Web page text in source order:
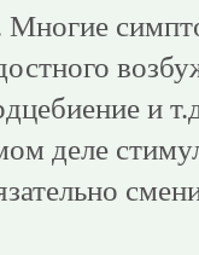
Многие
и
деле